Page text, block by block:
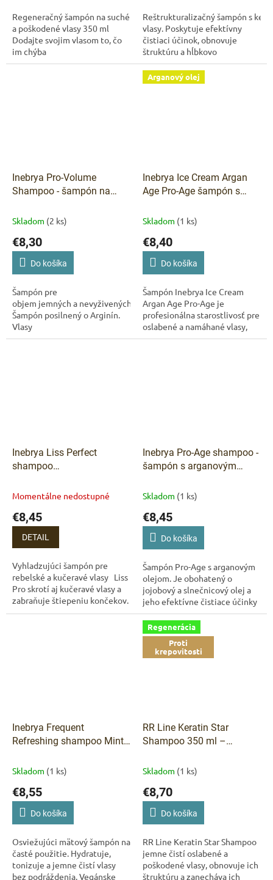
Regeneračný šampón na suché
a poškodené vlasy 350 ml
Dodajte svojim vlasom to, čo
im chýba
Reštrukturalizačný šampón s
vlasy. Poskytuje efektívny
čistiaci účinok, obnovuje
štruktúru a hĺbkovo
hydratuje...
Inebrya Pro-Volume
Shampoo - šampón na
Skladom (2 ks)
€8,30
Do košíka
Šampón pre
objem jemných a nevyživených vlasov.
Šampón posilnený o Arginín.
Vlasy
jemne čistí, posilňuje a dodáva im
Arganový olej
Inebrya Ice Cream Argan
Age Pro-Age šampón s
namáhané vlasy 300 ml
Skladom (1 ks)
€8,40
Do košíka
Šampón Inebrya Ice Cream
Argan Age Pro-Age je
profesionálna starostlivosť pre
oslabené a namáhané vlasy,
ktoré potrebujú intenzívnu
Inebrya Liss Perfect
shampoo
pre nepoddajné vlasy 300
Momentálne nedostupné
€8,45
DETAIL
Vyhladzujúci šampón pre
rebelské a kučeravé vlasy Liss
Pro skrotí aj kučeravé vlasy a
zabraňuje štiepeniu končekov.
Inebrya Pro-Age shampoo -
šampón s arganovým
Skladom (1 ks)
€8,45
Do košíka
Šampón Pro-Age s arganovým
olejom. Je obohatený o
jojobový a slnečnicový olej a
jeho efektívne čistiace účinky
obnovujú pevnosť a lesk.
Inebrya Frequent
Refreshing shampoo Mint
mätou 300 ml
Skladom (1 ks)
€8,55
Do košíka
Osviežujúci mätový šampón na
časté použitie. Hydratuje,
tonizuje a jemne čistí vlasy
bez podráždenia. Vegánske
Regenerácia
Proti
krepovitosti
RR Line Keratin Star
Shampoo 350 ml –
poškodené vlasy
Skladom (1 ks)
€8,70
Do košíka
RR Line Keratin Star Shampoo
jemne čistí oslabené a
poškodené vlasy, obnovuje ich
štruktúru a zanecháva ich